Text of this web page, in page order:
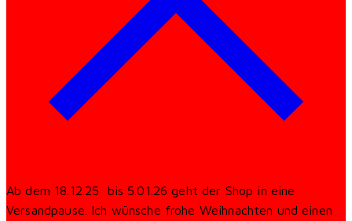
Ab dem 18.12.25 bis 5.01.26 geht der Shop in eine
Versandpause. Ich wünsche frohe Weihnachten und einen